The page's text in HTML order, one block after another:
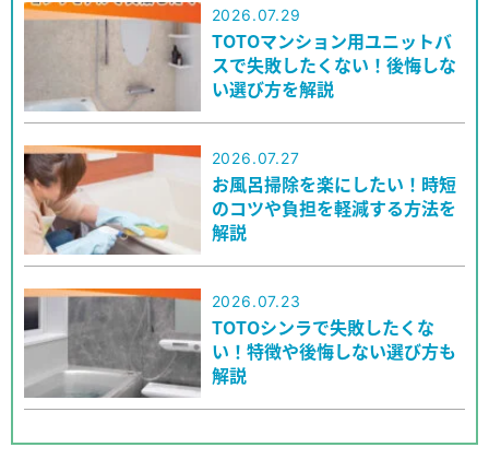
2026.07.29
TOTOマンション用ユニットバ
スで失敗したくない！後悔しな
い選び方を解説
2026.07.27
お風呂掃除を楽にしたい！時短
のコツや負担を軽減する方法を
解説
2026.07.23
TOTOシンラで失敗したくな
い！特徴や後悔しない選び方も
解説